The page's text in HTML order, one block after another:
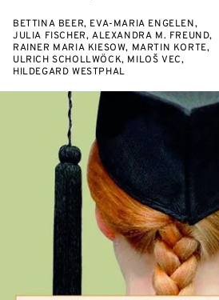
BETTINA BEER, EVA-MARIA ENGELEN,
JULIA FISCHER, ALEXANDRA M. FREUND,
RAINER MARIA KIESOW, MARTIN KORTE,
ULRICH SCHOLLWÖCK, MILOŠ VEC,
HILDEGARD WESTPHAL